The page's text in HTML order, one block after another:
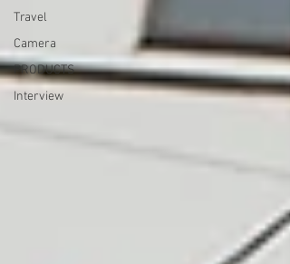
Travel
Camera
PRODUCTS
Interview